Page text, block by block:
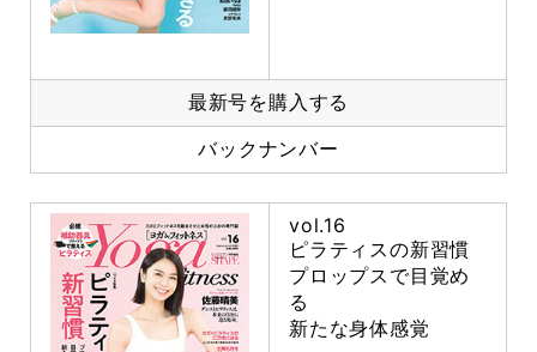
最新号を購入する
バックナンバー
vol.16
ピラティスの新習慣
プロップスで目覚め
る
新たな身体感覚